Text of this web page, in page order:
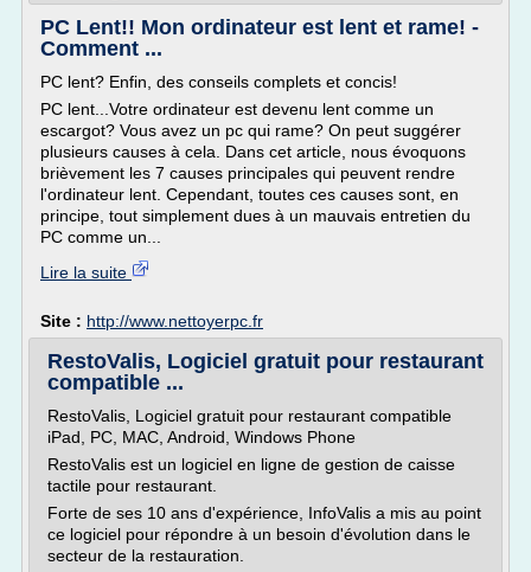
PC Lent!! Mon ordinateur est lent et rame! -
Comment ...
PC lent? Enfin, des conseils complets et concis!
PC lent...Votre ordinateur est devenu lent comme un
escargot? Vous avez un pc qui rame? On peut suggérer
plusieurs causes à cela. Dans cet article, nous évoquons
brièvement les 7 causes principales qui peuvent rendre
l'ordinateur lent. Cependant, toutes ces causes sont, en
principe, tout simplement dues à un mauvais entretien du
PC comme un...
Lire la suite
Site : http://www.nettoyerpc.fr
RestoValis, Logiciel gratuit pour restaurant
compatible ...
RestoValis, Logiciel gratuit pour restaurant compatible
iPad, PC, MAC, Android, Windows Phone
RestoValis est un logiciel en ligne de gestion de caisse
tactile pour restaurant.
Forte de ses 10 ans d'expérience, InfoValis a mis au point
ce logiciel pour répondre à un besoin d'évolution dans le
secteur de la restauration.